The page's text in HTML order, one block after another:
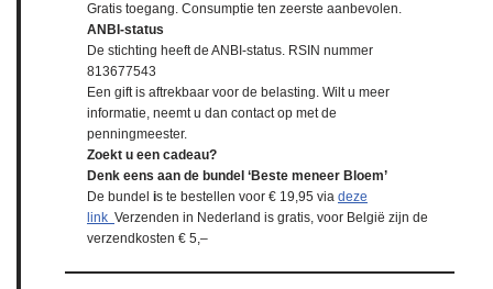
Gratis toegang. Consumptie ten zeerste aanbevolen.
ANBI-status
De stichting heeft de ANBI-status. RSIN nummer
813677543
Een gift is aftrekbaar voor de belasting. Wilt u meer
informatie, neemt u dan contact op met de
penningmeester.
Zoekt u een cadeau?
Denk eens aan de bundel ‘Beste meneer Bloem’
De bundel is te bestellen voor € 19,95 via deze
link Verzenden in Nederland is gratis, voor België zijn de
verzendkosten € 5,–